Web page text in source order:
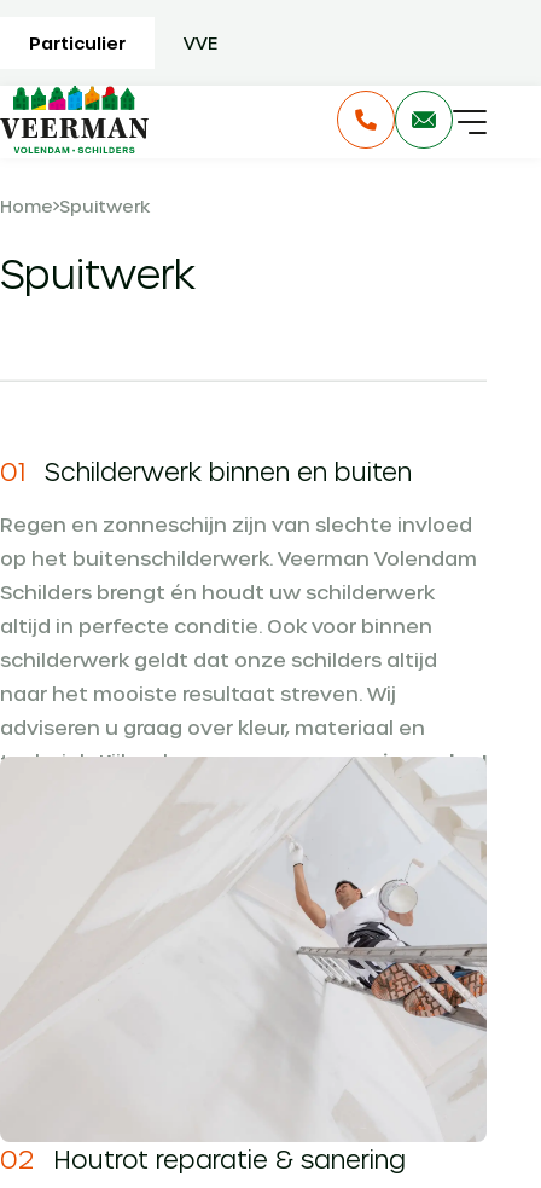
Particulier VVE
Home Spuitwerk
Spuitwerk
01 Schilderwerk binnen en buiten
Regen en zonneschijn zijn van slechte invloed
op het buitenschilderwerk. Veerman Volendam
Schilders brengt én houdt uw schilderwerk
altijd in perfecte conditie. Ook voor binnen
schilderwerk geldt dat onze schilders altijd
naar het mooiste resultaat streven. Wij
adviseren u graag over kleur, materiaal en
techniek. Kijk ook eens naar onsmeerjarenplan!
02 Houtrot reparatie & sanering